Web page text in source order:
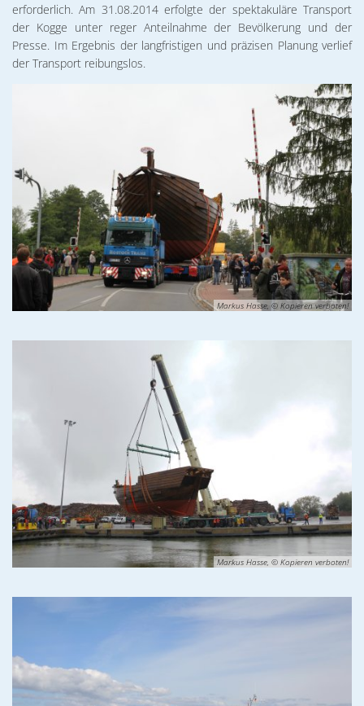
erforderlich. Am 31.08.2014 erfolgte der spektakuläre Transport
der Kogge unter reger Anteilnahme der Bevölkerung und der
Presse. Im Ergebnis der langfristigen und präzisen Planung verlief
der Transport reibungslos.
Markus Hasse, © Kopieren verboten!
Markus Hasse, © Kopieren verboten!